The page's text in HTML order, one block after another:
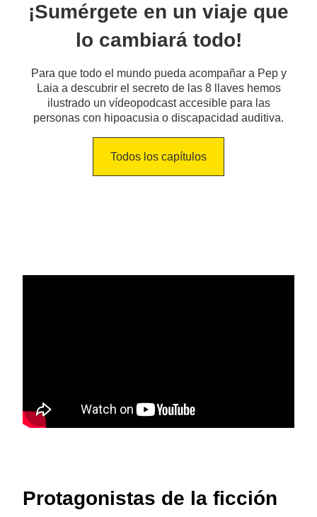
¡Sumérgete en un viaje que
lo cambiará todo!
Para que todo el mundo pueda acompañar a Pep y
Laia a descubrir el secreto de las 8 llaves hemos
ilustrado un vídeopodcast accesible para las
personas con hipoacusia o discapacidad auditiva.
Todos los capítulos
Protagonistas de la ficción